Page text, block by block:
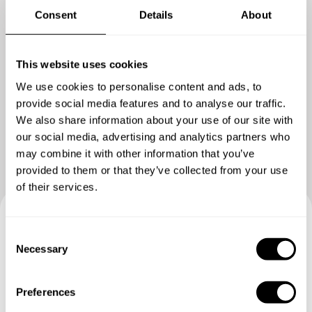
Consent Details About
This website uses cookies
We use cookies to personalise content and ads, to
provide social media features and to analyse our traffic.
We also share information about your use of our site with
our social media, advertising and analytics partners who
may combine it with other information that you’ve
provided to them or that they’ve collected from your use
of their services.
Necessary
Preferences
Zeig mir mehr
Buchen Sie Ihre Erfahrung mit
Geben Sie die Details Ihrer Wünsche an und der